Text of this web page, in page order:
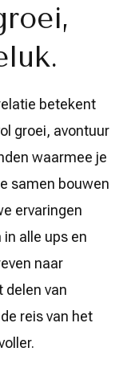
betekent
groei, avontuur
waarmee je
samen bouwen
ervaringen
alle ups en
naar
delen van
reis van het